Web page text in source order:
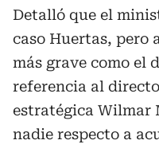
Detalló que el
caso Huertas, pero
más grave como el
referencia al
estratégica Wilmar
nadie respecto a